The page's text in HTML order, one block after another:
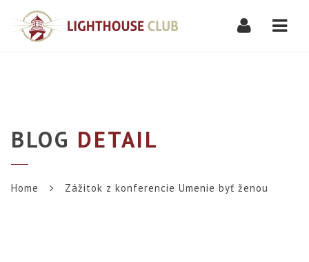
BLOG DETAIL
Home Zážitok z konferencie Umenie byť ženou